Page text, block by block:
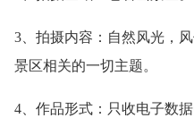
3、拍摄内容：自然风光，
景区相关的一切主题。
4、作品形式：只收电子数